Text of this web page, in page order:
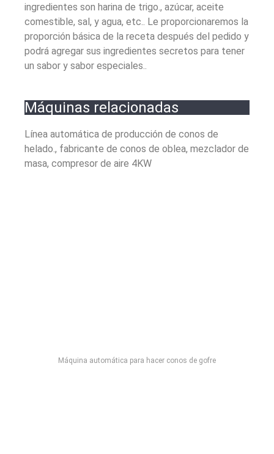
ingredientes son harina de trigo., azúcar, aceite
comestible, sal, y agua, etc.. Le proporcionaremos la
proporción básica de la receta después del pedido y
podrá agregar sus ingredientes secretos para tener
un sabor y sabor especiales..
Máquinas relacionadas
Línea automática de producción de conos de
helado., fabricante de conos de oblea, mezclador de
masa, compresor de aire 4KW
Máquina automática para hacer conos de gofre